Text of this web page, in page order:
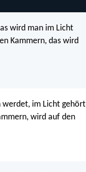
wird man im Licht
Kammern, das wird
werdet, im Licht gehört
wird auf den